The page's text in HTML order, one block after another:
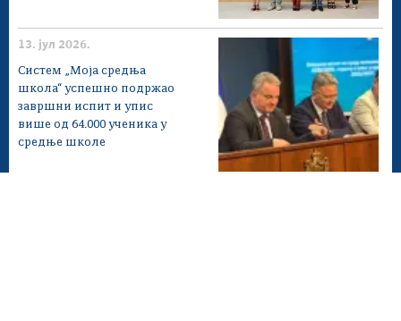
13. јул 2026.
Систем „Моја средња
школа“ успешно подржао
завршни испит и упис
више од 64.000 ученика у
средње школе